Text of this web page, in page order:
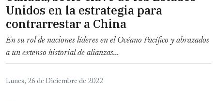
Unidos en la estrategia para
contrarrestar a China
En su rol de naciones líderes en el Océano Pacífico y abrazados
a un extenso historial de alianzas...
Lunes, 26 de Diciembre de 2022